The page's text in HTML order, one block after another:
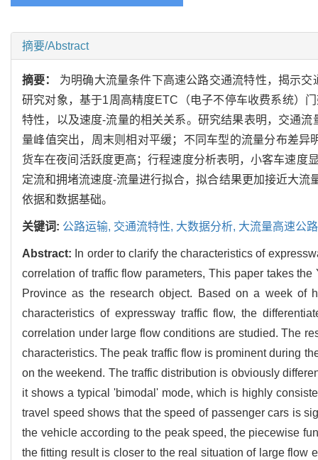
摘要/Abstract
摘要： 为明确大流量条件下高速公路交通流特性，揭示
研究对象，基于1周高精度ETC（电子不停车收费系统）
特性，以及速度-流量的相关关系。研究结果表明，交通
量峰值突出，周末则相对平缓；不同车型的流量分布差异
货车在夜间活跃度更高；行程速度分析表明，小客车速度
定流和拥堵流速度-流量进行拟合，拟合结果更加接近大
依据和数据基础。
关键词: 公路运输, 交通流特性, 大数据分析, 大流量高速公
Abstract: In order to clarify the characteristics of
correlation of traffic flow parameters, This paper takes
Province as the research object. Based on a week of
characteristics of expressway traffic flow, the
correlation under large flow conditions are studied. The
characteristics. The peak traffic flow is prominent during
on the weekend. The traffic distribution is obviously
it shows a typical 'bimodal' mode, which is highly
travel speed shows that the speed of passenger cars is
the vehicle according to the peak speed, the piecewise
the fitting result is closer to the real situation of large flow